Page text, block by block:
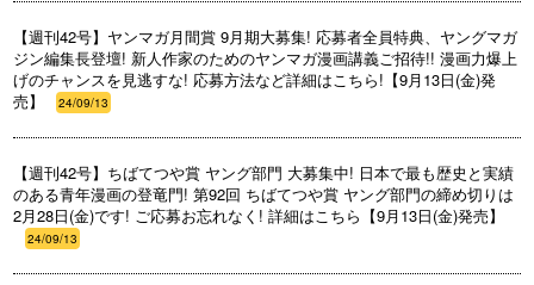
【週刊42号】ヤンマガ月間賞 9月期大募集! 応募者全員特典、ヤングマガ
ジン編集長登壇! 新人作家のためのヤンマガ漫画講義ご招待!! 漫画力爆上
げのチャンスを見逃すな! 応募方法など詳細はこちら!【9月13日(金)発
売】
24/09/13
【週刊42号】ちばてつや賞 ヤング部門 大募集中! 日本で最も歴史と実績
のある青年漫画の登竜門! 第92回 ちばてつや賞 ヤング部門の締め切りは
2月28日(金)です! ご応募お忘れなく! 詳細はこちら【9月13日(金)発売】
24/09/13